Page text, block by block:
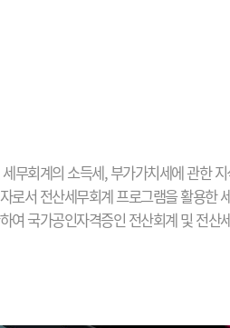
무회계의 소득세, 부가가치세에 관한
로서 전산세무회계 프로그램을 활용한
여 국가공인자격증인 전산회계 및 전산